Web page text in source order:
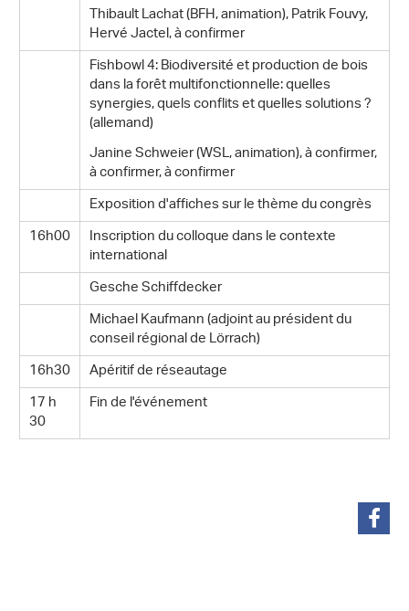
Thibault Lachat (BFH, animation), Patrik Fouvy,
Hervé Jactel, à confirmer
Fishbowl 4: Biodiversité et production de bois
dans la forêt multifonctionnelle: quelles
synergies, quels conflits et quelles solutions ?
(allemand)
Janine Schweier (WSL, animation), à confirmer,
à confirmer, à confirmer
Exposition d'affiches sur le thème du congrès
16h00
Inscription du colloque dans le contexte
international
Gesche Schiffdecker
Michael Kaufmann (adjoint au président du
conseil régional de Lörrach)
16h30
Apéritif de réseautage
17 h
30
Fin de l'événement